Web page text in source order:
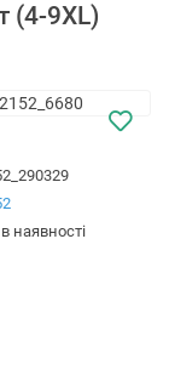
(4-9XL)
наявності